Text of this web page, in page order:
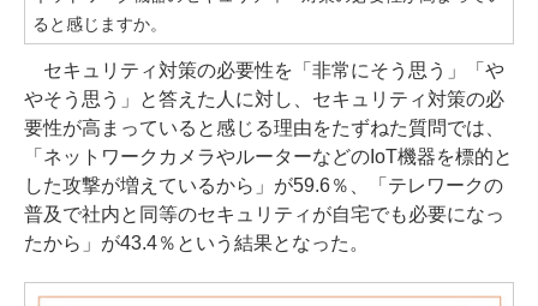
ると感じますか。
セキュリティ対策の必要性を「非常にそう思う」「や
やそう思う」と答えた人に対し、セキュリティ対策の必
要性が高まっていると感じる理由をたずねた質問では、
「ネットワークカメラやルーターなどのIoT機器を標的と
した攻撃が増えているから」が59.6％、「テレワークの
普及で社内と同等のセキュリティが自宅でも必要になっ
たから」が43.4％という結果となった。